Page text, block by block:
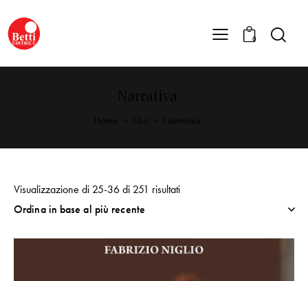
0
Visualizzazione di 25-36 di 251 risultati